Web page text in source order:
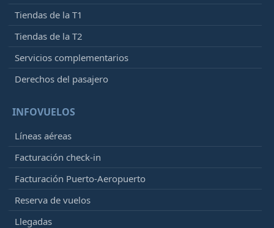
Tiendas de la T1
Tiendas de la T2
Servicios complementarios
Derechos del pasajero
INFOVUELOS
Líneas aéreas
Facturación check-in
Facturación Puerto-Aeropuerto
Reserva de vuelos
Llegadas